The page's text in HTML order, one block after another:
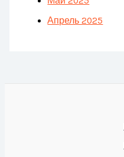
Апрель 2025